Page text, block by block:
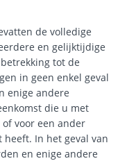
de volledige
en gelijktijdige
tot de
in geen enkel geval
enige andere
die u met
voor een ander
In het geval van
en enige andere